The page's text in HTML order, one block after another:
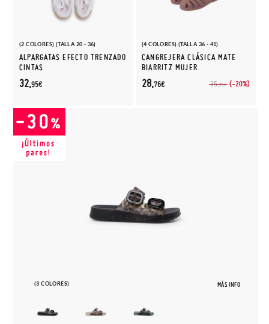
(2 COLORES) (TALLA 20 - 36)
ALPARGATAS EFECTO TRENZADO
CINTAS
32,95€
(4 COLORES) (TALLA 36 - 41)
CANGREJERA CLÁSICA MATE
BIARRITZ MUJER
35,95€ (-20%)
28,76€
(3 COLORES) MÁS INFO